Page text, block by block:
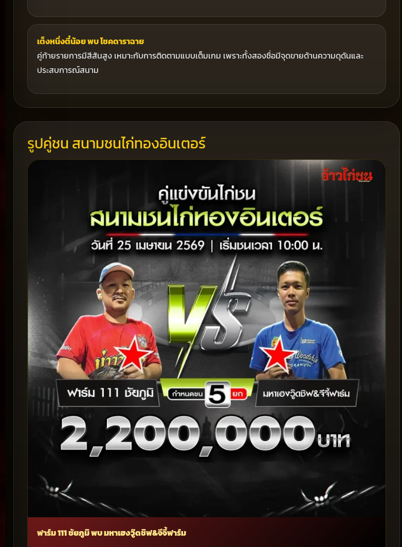
เต็งหนึ่งตี๋น้อย พบ โชคดาราฉาย
คู่ท้ายรายการมีสีสันสูง เหมาะกับการติดตามแบบเต็มเกม เพราะทั้งสองชื่อมีจุดขายด้านความดุดันและ
ประสบการณ์สนาม
รูปคู่ชน สนามชนไก่ทองอินเตอร์
ฟาร์ม 111 ชัยภูมิ พบ มหาเฮงวู๊ดชิฟ&จีจี้ฟาร์ม